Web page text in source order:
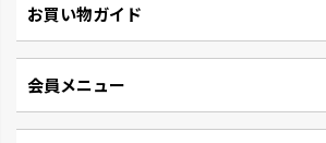
お買い物ガイド
会員メニュー